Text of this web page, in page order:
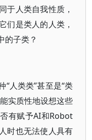
于人类自我性质，
们是类人的人类，
的子类？
“人类类”甚至是“类
实质性地设想这些
有赋予AI和Robot
时也无法使人具有